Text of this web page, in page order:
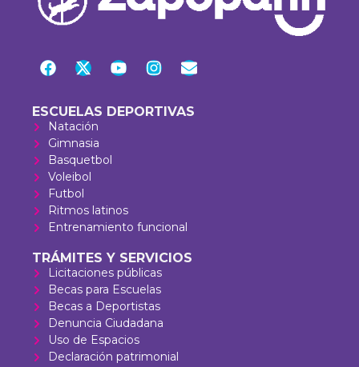
ESCUELAS DEPORTIVAS
Natación
Gimnasia
Basquetbol
Voleibol
Futbol
Ritmos latinos
Entrenamiento funcional
TRÁMITES Y SERVICIOS
Licitaciones públicas
Becas para Escuelas
Becas a Deportistas
Denuncia Ciudadana
Uso de Espacios
Declaración patrimonial